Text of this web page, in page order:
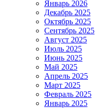
Январь 2026
Декабрь 2025
Октябрь 2025
Сентябрь 2025
Август 2025
Июль 2025
Июнь 2025
Май 2025
Апрель 2025
Март 2025
Февраль 2025
Январь 2025